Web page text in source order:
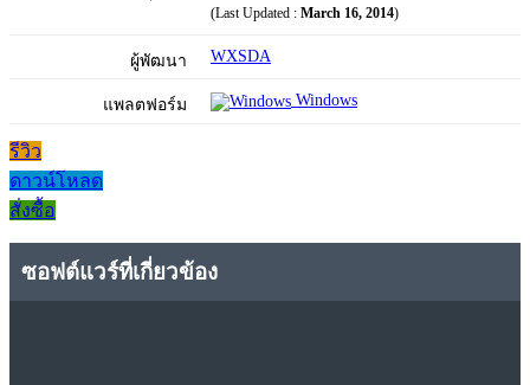
(Last Updated : March 16, 2014)
ผู้พัฒนา WXSDA
แพลตฟอร์ม Windows
รีวิว
ดาวน์โหลด
สั่งซื้อ
ซอฟต์แวร์ที่เกี่ยวข้อง